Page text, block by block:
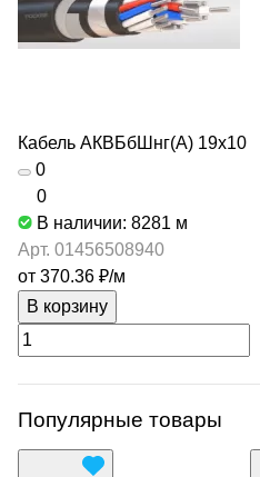
Кабель АКВБбШнг(А) 19х10
0
0
В наличии: 8281 м
Арт. 01456508940
от 370.36 ₽/м
В корзину
Популярные товары